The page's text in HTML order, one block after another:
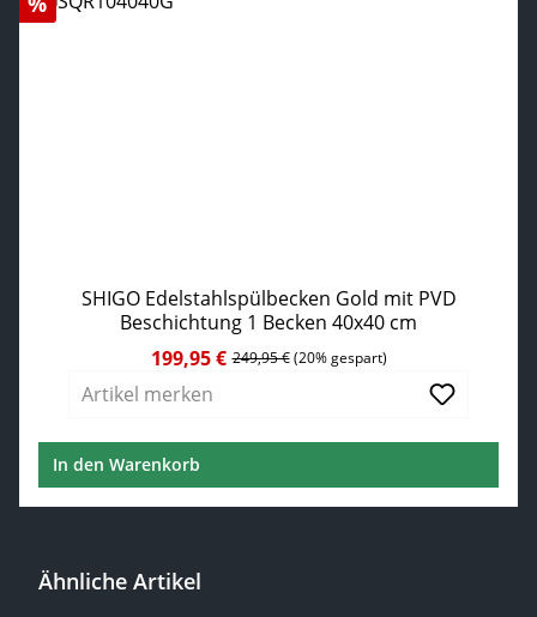
SHIGO Edelstahlspülbecken Gold mit PVD
Beschichtung 1 Becken 40x40 cm
Verkaufspreis:199,95 € Regulärer Preis:
249,95 € (20% gespart)
Artikel merken
In den Warenkorb
Ähnliche Artikel